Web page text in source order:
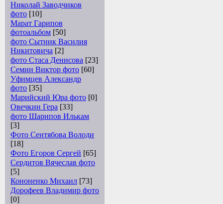
Николай Заводчиков
фото [10]
Марат Гарипов
фотоальбом [50]
фото Сытник Василия
Никитовича [2]
фото Стаса Денисова [23]
Семин Виктор фото [60]
Уфимцев Александр
фото [35]
Марийский Юра фото [0]
Овечкин Гера [33]
фото Шарипов Илькам
[3]
Фото Сентябова Володи
[18]
Фото Егоров Сергей [65]
Сердитов Вячеслав фото
[5]
Кононенко Михаил [73]
Дорофеев Владимир фото
[0]